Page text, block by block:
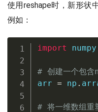
使用reshape时，新形状
例如：
import numpy
# 创建一个包
arr = np .
# 将一维数组重